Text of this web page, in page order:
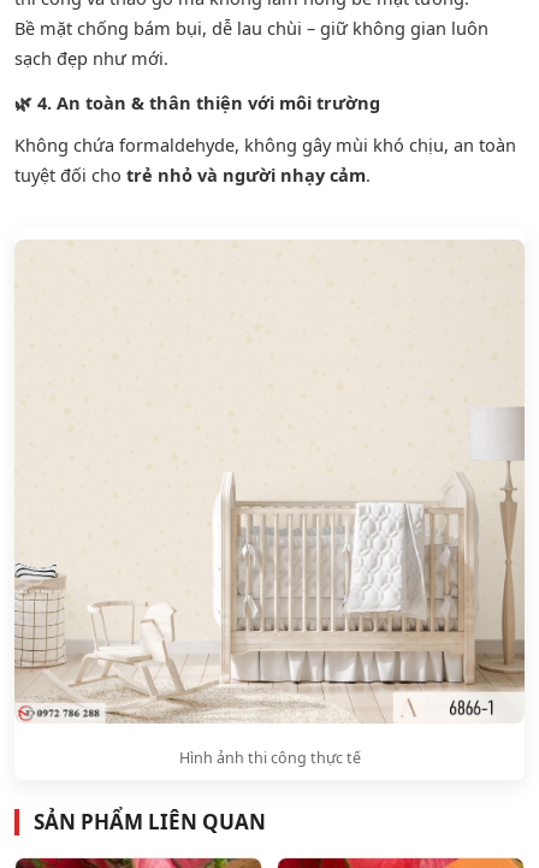
Bề mặt chống bám bụi, dễ lau chùi – giữ không gian luôn
sạch đẹp như mới.
🌿 4. An toàn & thân thiện với môi trường
Không chứa formaldehyde, không gây mùi khó chịu, an toàn
tuyệt đối cho trẻ nhỏ và người nhạy cảm.
Hình ảnh thi công thực tế
SẢN PHẨM LIÊN QUAN